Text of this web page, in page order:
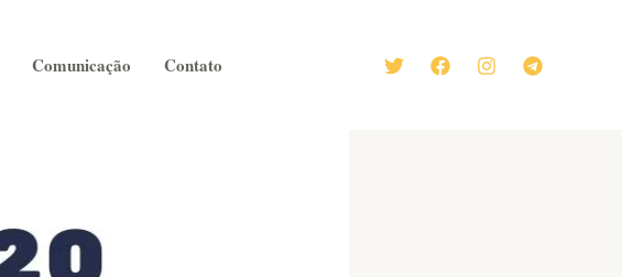
Comunicação Contato